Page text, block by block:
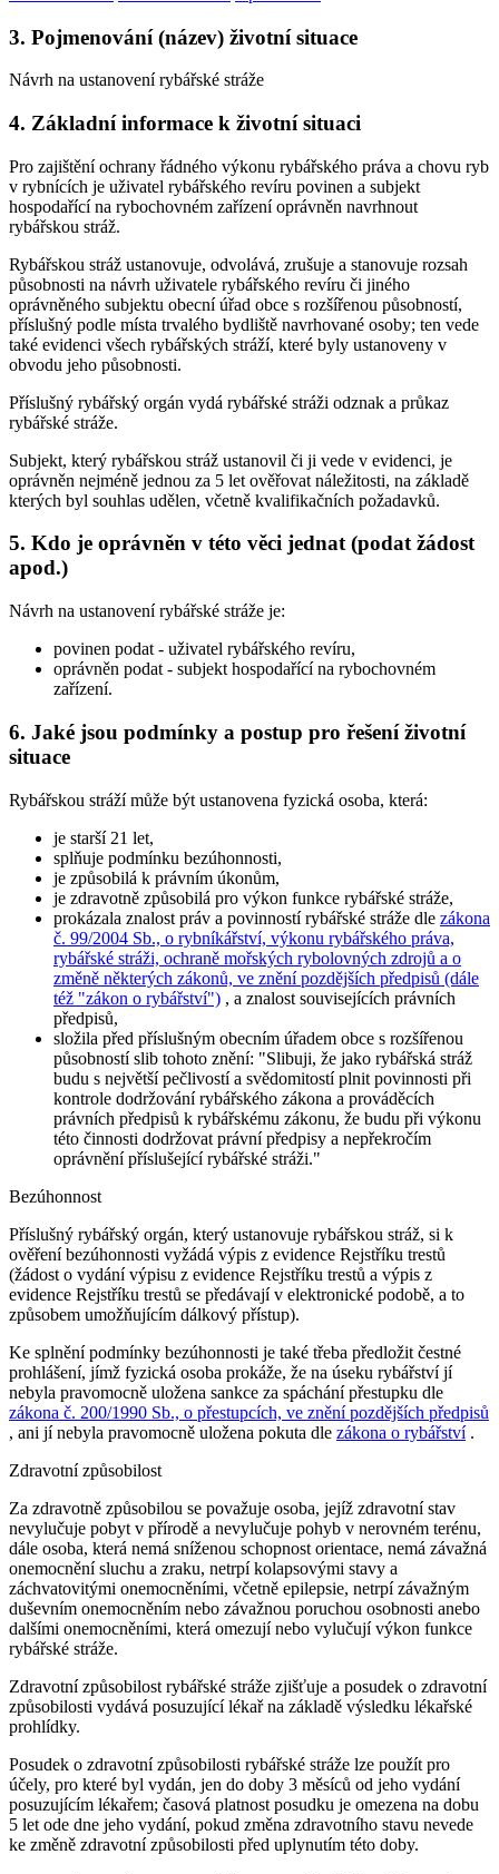
3. Pojmenování (název) životní situace
Návrh na ustanovení rybářské stráže
4. Základní informace k životní situaci
Pro zajištění ochrany řádného výkonu rybářského práva a chovu ryb
v rybnících je uživatel rybářského revíru povinen a subjekt
hospodařící na rybochovném zařízení oprávněn navrhnout
rybářskou stráž.
Rybářskou stráž ustanovuje, odvolává, zrušuje a stanovuje rozsah
působnosti na návrh uživatele rybářského revíru či jiného
oprávněného subjektu obecní úřad obce s rozšířenou působností,
příslušný podle místa trvalého bydliště navrhované osoby; ten vede
také evidenci všech rybářských stráží, které byly ustanoveny v
obvodu jeho působnosti.
Příslušný rybářský orgán vydá rybářské stráži odznak a průkaz
rybářské stráže.
Subjekt, který rybářskou stráž ustanovil či ji vede v evidenci, je
oprávněn nejméně jednou za 5 let ověřovat náležitosti, na základě
kterých byl souhlas udělen, včetně kvalifikačních požadavků.
5. Kdo je oprávněn v této věci jednat (podat žádost
apod.)
Návrh na ustanovení rybářské stráže je:
povinen podat - uživatel rybářského revíru,
oprávněn podat - subjekt hospodařící na rybochovném
zařízení.
6. Jaké jsou podmínky a postup pro řešení životní
situace
Rybářskou stráží může být ustanovena fyzická osoba, která:
je starší 21 let,
splňuje podmínku bezúhonnosti,
je způsobilá k právním úkonům,
je zdravotně způsobilá pro výkon funkce rybářské stráže,
prokázala znalost práv a povinností rybářské stráže dle zákona
č. 99/2004 Sb., o rybníkářství, výkonu rybářského práva,
rybářské stráži, ochraně mořských rybolovných zdrojů a o
změně některých zákonů, ve znění pozdějších předpisů (dále
též "zákon o rybářství") , a znalost souvisejících právních
předpisů,
složila před příslušným obecním úřadem obce s rozšířenou
působností slib tohoto znění: "Slibuji, že jako rybářská stráž
budu s největší pečlivostí a svědomitostí plnit povinnosti při
kontrole dodržování rybářského zákona a prováděcích
právních předpisů k rybářskému zákonu, že budu při výkonu
této činnosti dodržovat právní předpisy a nepřekročím
oprávnění příslušející rybářské stráži."
Bezúhonnost
Příslušný rybářský orgán, který ustanovuje rybářskou stráž, si k
ověření bezúhonnosti vyžádá výpis z evidence Rejstříku trestů
(žádost o vydání výpisu z evidence Rejstříku trestů a výpis z
evidence Rejstříku trestů se předávají v elektronické podobě, a to
způsobem umožňujícím dálkový přístup).
Ke splnění podmínky bezúhonnosti je také třeba předložit čestné
prohlášení, jímž fyzická osoba prokáže, že na úseku rybářství jí
nebyla pravomocně uložena sankce za spáchání přestupku dle
zákona č. 200/1990 Sb., o přestupcích, ve znění pozdějších předpisů
, ani jí nebyla pravomocně uložena pokuta dle zákona o rybářství.
Zdravotní způsobilost
Za zdravotně způsobilou se považuje osoba, jejíž zdravotní stav
nevylučuje pobyt v přírodě a nevylučuje pohyb v nerovném terénu,
dále osoba, která nemá sníženou schopnost orientace, nemá závažná
onemocnění sluchu a zraku, netrpí kolapsovými stavy a
záchvatovitými onemocněními, včetně epilepsie, netrpí závažným
duševním onemocněním nebo závažnou poruchou osobnosti anebo
dalšími onemocněními, která omezují nebo vylučují výkon funkce
rybářské stráže.
Zdravotní způsobilost rybářské stráže zjišťuje a posudek o zdravotní
způsobilosti vydává posuzující lékař na základě výsledku lékařské
prohlídky.
Posudek o zdravotní způsobilosti rybářské stráže lze použít pro
účely, pro které byl vydán, jen do doby 3 měsíců od jeho vydání
posuzujícím lékařem; časová platnost posudku je omezena na dobu
5 let ode dne jeho vydání, pokud změna zdravotního stavu nevede
ke změně zdravotní způsobilosti před uplynutím této doby.